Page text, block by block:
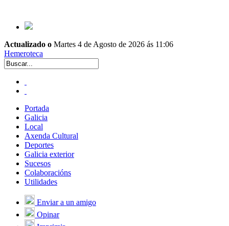
Actualizado o Martes 4 de Agosto de 2026 ás 11:06
Hemeroteca
Portada
Galicia
Local
Axenda Cultural
Deportes
Galicia exterior
Sucesos
Colaboracións
Utilidades
Enviar a un amigo
Opinar